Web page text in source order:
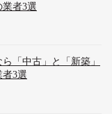
者3選
「中古」と「新築」
3選